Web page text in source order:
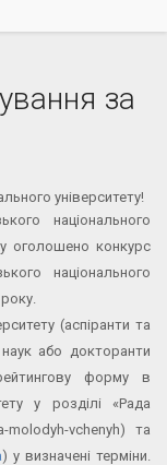
за
університету!
національного
оголошено конкурс
національного
(аспіранти та
або докторанти
форму в
у розділі «Рада
molodyh-vchenyh) та
) у визначені терміни.